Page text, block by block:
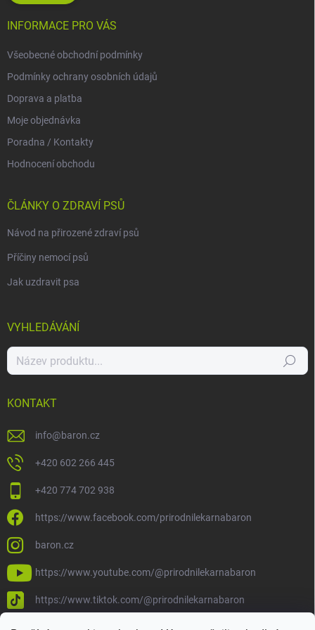
INFORMACE PRO VÁS
Všeobecné obchodní podmínky
Podmínky ochrany osobních údajů
Doprava a platba
Moje objednávka
Poradna / Kontakty
Hodnocení obchodu
ČLÁNKY O ZDRAVÍ PSŮ
Návod na přirozené zdraví psů
Příčiny nemocí psů
Jak uzdravit psa
VYHLEDÁVÁNÍ
Hledat
KONTAKT
info@baron.cz
+420 602 266 445
+420 774 702 938
https://www.facebook.com/prirodnilekarnabaron
baron.cz
https://www.youtube.com/@prirodnilekarnabaron
https://www.tiktok.com/@prirodnilekarnabaron